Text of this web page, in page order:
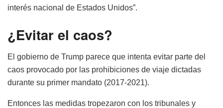
interés nacional de Estados Unidos”.
¿Evitar el caos?
El gobierno de Trump parece que intenta evitar parte del
caos provocado por las prohibiciones de viaje dictadas
durante su primer mandato (2017-2021).
Entonces las medidas tropezaron con los tribunales y